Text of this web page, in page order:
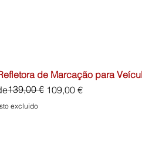
de Marcação para
139,00 € 109,00 €
de oferta
excluido